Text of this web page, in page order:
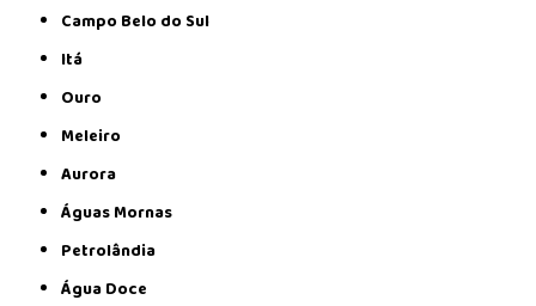
Campo Belo do Sul
Itá
Ouro
Meleiro
Aurora
Águas Mornas
Petrolândia
Água Doce